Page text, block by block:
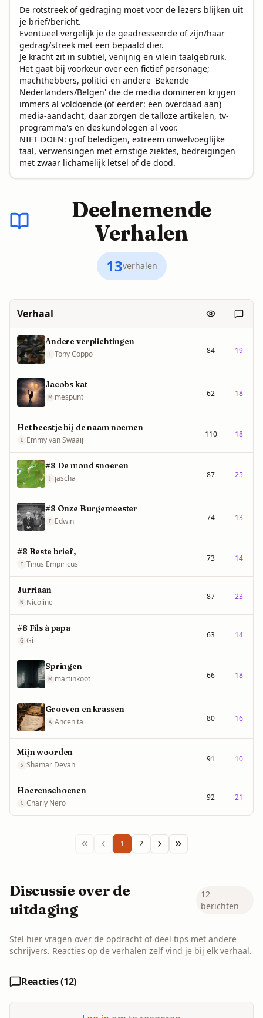
De rotstreek of gedraging moet voor de lezers blijken uit
je brief/bericht.
Eventueel vergelijk je de geadresseerde of zijn/haar
gedrag/streek met een bepaald dier.
Je kracht zit in subtiel, venijnig en vilein taalgebruik.
Het gaat bij voorkeur over een fictief personage;
machthebbers, politici en andere 'Bekende
Nederlanders/Belgen' die de media domineren krijgen
immers al voldoende (of eerder: een overdaad aan)
media-aandacht, daar zorgen de talloze artikelen, tv-
programma's en deskundologen al voor.
NIET DOEN: grof beledigen, extreem onwelvoeglijke
taal, verwensingen met ernstige ziektes, bedreigingen
met zwaar lichamelijk letsel of de dood.
Deelnemende
Verhalen
13verhalen
Verhaal Bekeken
Andere verplichtingen
T Tony Coppo 84 19
Jacobs kat
M mespunt 62 18
Het beestje bij de naam noemen
E Emmy van Swaaij
110 18
#8 De mond snoeren
J jascha 87 25
#8 Onze Burgemeester
E Edwin 74 13
#8 Beste brief,
T Tinus Empiricus
73 14
Jurriaan
N Nicoline
87 23
#8 Fils à papa
G Gi
63 14
Springen
M martinkoot 66 18
Groeven en krassen
A Ancenita 80 16
Mijn woorden
S Shamar Devan
91 10
Hoerenschoenen
C Charly Nero
92 21
1 2
Discussie over de
uitdaging
12
berichten
Stel hier vragen over de opdracht of deel tips met andere
schrijvers. Reacties op de verhalen zelf vind je bij elk verhaal.
Reacties (12)